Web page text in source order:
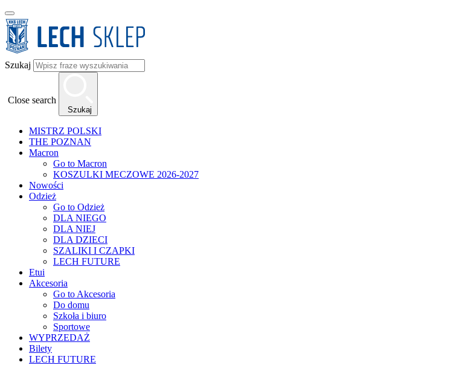
Szukaj
Close search
Szukaj
MISTRZ POLSKI
THE POZNAN
Macron
Go to Macron
KOSZULKI MECZOWE 2026-2027
Nowości
Odzież
Go to Odzież
DLA NIEGO
DLA NIEJ
DLA DZIECI
SZALIKI I CZAPKI
LECH FUTURE
Etui
Akcesoria
Go to Akcesoria
Do domu
Szkoła i biuro
Sportowe
WYPRZEDAŻ
Bilety
LECH FUTURE